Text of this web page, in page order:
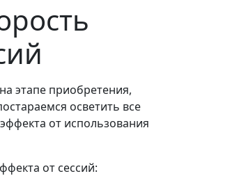
этапе приобретения,
осветить все
от использования
от сессий: